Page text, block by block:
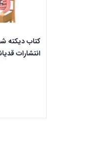
کتاب دیکته
انتشارات